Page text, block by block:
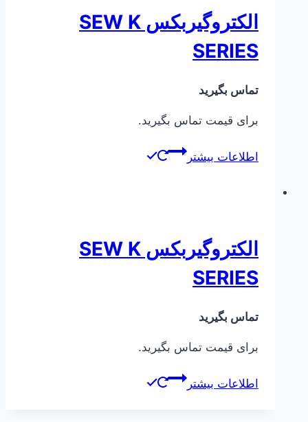
الکتروگیربکس SEW K
SERIES
تماس بگیرید
برای قیمت تماس بگیرید.
اطلاعات بیشتر
الکتروگیربکس SEW K
SERIES
تماس بگیرید
برای قیمت تماس بگیرید.
اطلاعات بیشتر